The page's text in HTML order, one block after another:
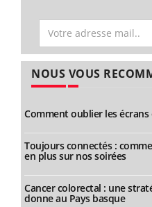
NOUS VOUS
Comment oublier les écrans
Toujours connectés :
en plus sur nos soirées
Cancer colorectal : une
donne au Pays basque